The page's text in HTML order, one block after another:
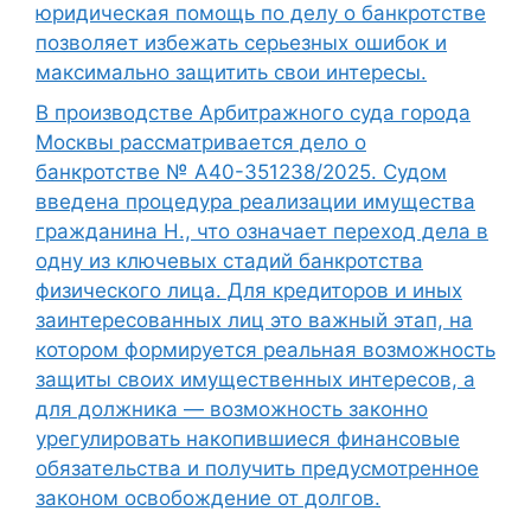
юридическая помощь по делу о банкротстве
позволяет избежать серьезных ошибок и
максимально защитить свои интересы.
В производстве Арбитражного суда города
Москвы рассматривается дело о
банкротстве № А40-351238/2025. Судом
введена процедура реализации имущества
гражданина Н., что означает переход дела в
одну из ключевых стадий банкротства
физического лица. Для кредиторов и иных
заинтересованных лиц это важный этап, на
котором формируется реальная возможность
защиты своих имущественных интересов, а
для должника — возможность законно
урегулировать накопившиеся финансовые
обязательства и получить предусмотренное
законом освобождение от долгов.